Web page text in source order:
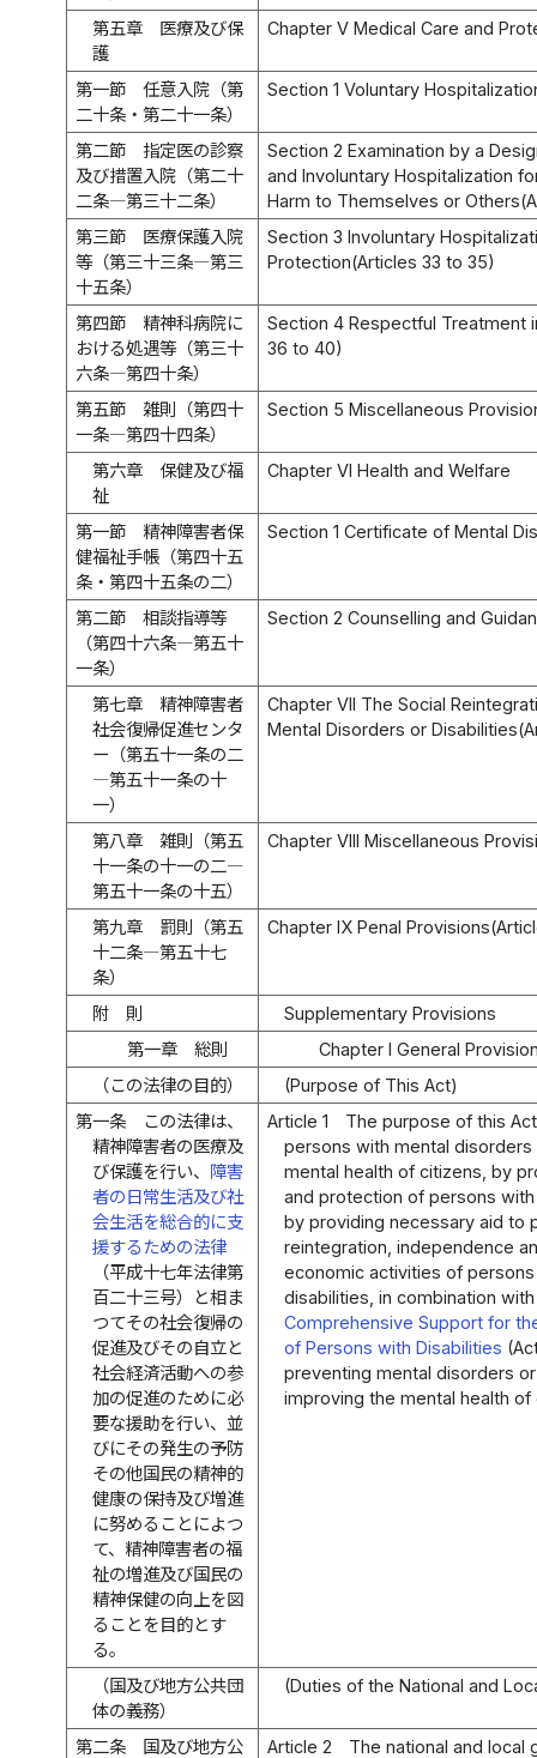
第五章 医療及び保
護
Chapter V Medical Care and
第一節 任意入院（第
二十条・第二十一条）
Section 1 Voluntary
第二節 指定医の診察
及び措置入院（第二十
二条―第三十二条）
Section 2 Examination by a
and Involuntary Hospitalization
Harm to Themselves or
第三節 医療保護入院
等（第三十三条―第三
十五条）
Section 3 Involuntary
Protection(Articles 33 to 35)
第四節 精神科病院に
おける処遇等（第三十
六条―第四十条）
Section 4 Respectful Treatment
36 to 40)
第五節 雑則（第四十
一条―第四十四条）
Section 5 Miscellaneous
第六章 保健及び福
祉
Chapter VI Health and Welfare
第一節 精神障害者保
健福祉手帳（第四十五
条・第四十五条の二）
Section 1 Certificate of Mental
第二節 相談指導等
（第四十六条―第五十
一条）
Section 2 Counselling and
第七章 精神障害者
社会復帰促進センタ
ー（第五十一条の二
―第五十一条の十
一）
Chapter VII The Social
Mental Disorders or
第八章 雑則（第五
十一条の十一の二―
第五十一条の十五）
Chapter VIII Miscellaneous
第九章 罰則（第五
十二条―第五十七
条）
Chapter IX Penal
附 則
Supplementary Provisions
第一章 総則
Chapter I General
（この法律の目的）
(Purpose of This Act)
第一条
この法律は、
精神障害者の医療及
び保護を行い、 障害
者の日常生活及び社
会生活を総合的に支
援するための法律
（平成十七年法律第
百二十三号）と相ま
つてその社会復帰の
促進及びその自立と
社会経済活動への参
加の促進のために必
要な援助を行い、並
びにその発生の予防
その他国民の精神的
健康の保持及び増進
に努めることによつ
て、精神障害者の福
祉の増進及び国民の
精神保健の向上を図
ることを目的とす
る。
Article 1
The purpose of this
persons with mental
mental health of citizens, by
and protection of persons
by providing necessary aid to
reintegration, independence
economic activities of
disabilities, in combination
Comprehensive Support for
of Persons with Disabilities
preventing mental disorders
improving the mental health of
（国及び地方公共団
体の義務）
(Duties of the National and
第二条
国及び地方公
Article 2
The national and